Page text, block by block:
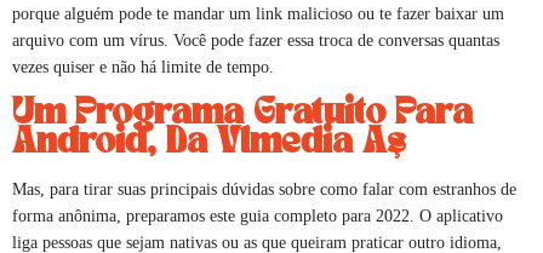
porque alguém pode te mandar um link malicioso ou te fazer baixar um
arquivo com um vírus. Você pode fazer essa troca de conversas quantas
vezes quiser e não há limite de tempo.
Um Programa Gratuito Para
Android, Da Vlmedia Aş
Mas, para tirar suas principais dúvidas sobre como falar com estranhos de
forma anônima, preparamos este guia completo para 2022. O aplicativo
liga pessoas que sejam nativas ou as que queiram praticar outro idioma,